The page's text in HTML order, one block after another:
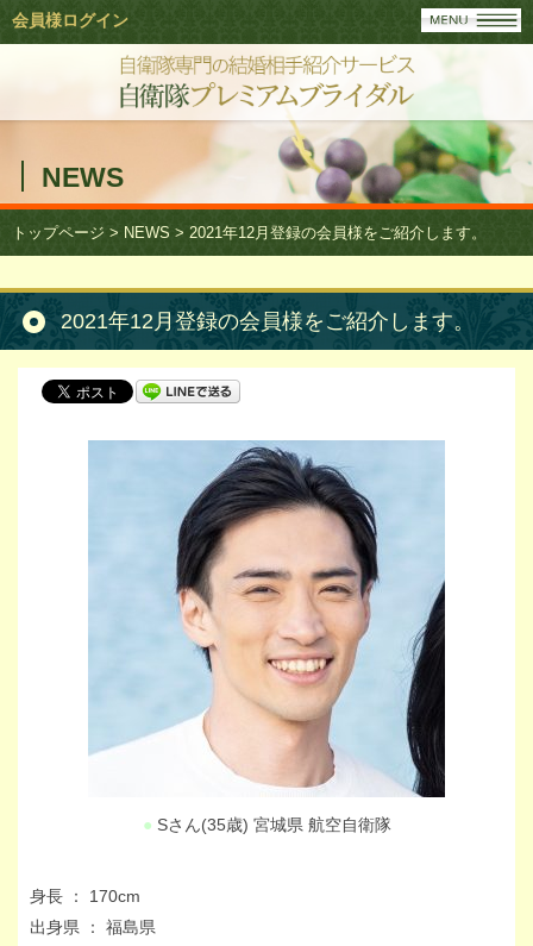
NEWS
トップページ > NEWS > 2021年12月登録の会員様をご紹介します。
2021年12月登録の会員様をご紹介します。
● Sさん(35歳) 宮城県 航空自衛隊
身長 ： 170cm
出身県 ： 福島県
会員様ログイン